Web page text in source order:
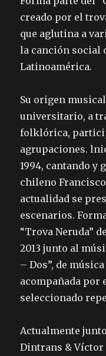
creado por el
que aglutina a
la canción social
Latinoamérica.
Su origen
universitario, a
folklórica,
agrupaciones.
1994, cantando y
chileno
actualidad se
escenarios.
“Trova Neruda”
2013 junto al
– Dos”, de
acompañada por
seleccionado
Actualmente
Dintrans & Víctor